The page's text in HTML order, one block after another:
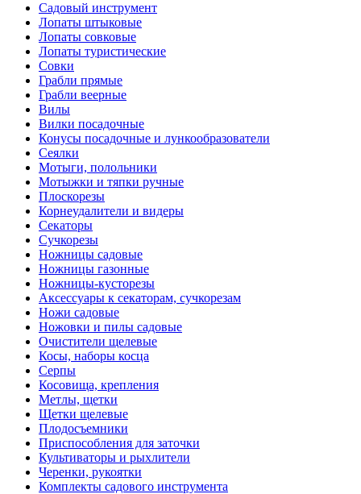
Садовый инструмент
Лопаты штыковые
Лопаты совковые
Лопаты туристические
Совки
Грабли прямые
Грабли веерные
Вилы
Вилки посадочные
Конусы посадочные и лункообразователи
Сеялки
Мотыги, полольники
Мотыжки и тяпки ручные
Плоскорезы
Корнеудалители и видеры
Секаторы
Сучкорезы
Ножницы садовые
Ножницы газонные
Ножницы-кусторезы
Аксессуары к секаторам, сучкорезам
Ножи садовые
Ножовки и пилы садовые
Очистители щелевые
Косы, наборы косца
Серпы
Косовища, крепления
Метлы, щетки
Щетки щелевые
Плодосъемники
Приспособления для заточки
Культиваторы и рыхлители
Черенки, рукоятки
Комплекты садового инструмента